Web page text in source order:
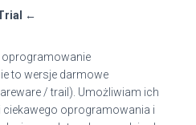
←
oprogramowanie
to wersje darmowe
/ trail). Umożliwiam ich
oprogramowania i